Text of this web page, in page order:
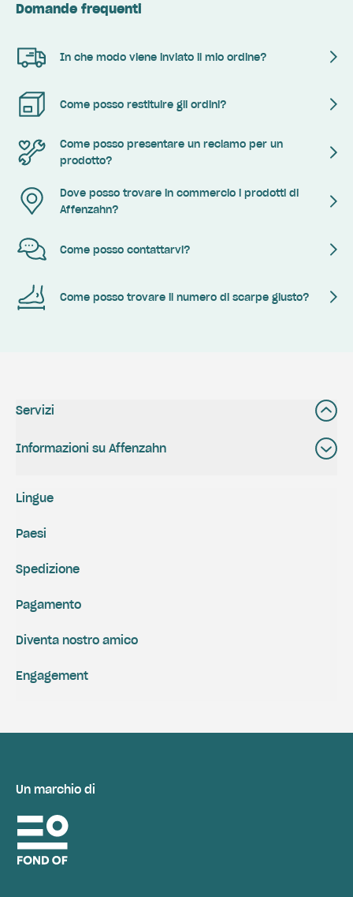
Domande frequenti
In che modo viene inviato il mio ordine?
Come posso restituire gli ordini?
Come posso presentare un reclamo per un
prodotto?
Dove posso trovare in commercio i prodotti di
Affenzahn?
Come posso contattarvi?
Come posso trovare il numero di scarpe giusto?
Servizi
Informazioni su Affenzahn
Spedizione
Pagamento
Engagement
Diventa nostro amico
Lingue
Paesi
Un marchio di